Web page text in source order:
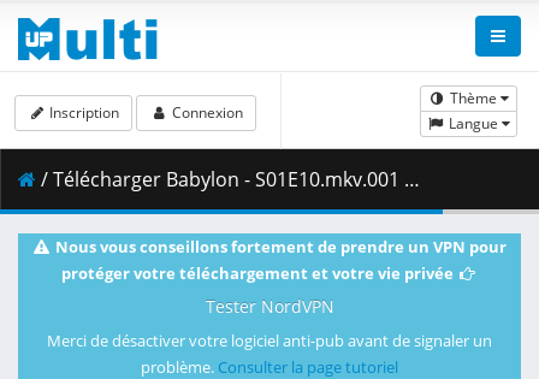
Thème
Langue
Inscription Connexion
/ Télécharger Babylon - S01E10.mkv.001 ( 415.12 MB )
Nous vous conseillons fortement de prendre un VPN pour
protéger votre téléchargement et votre vie privée
Tester NordVPN
Merci de désactiver votre logiciel anti-pub avant de signaler un
problème. Consulter la page tutoriel